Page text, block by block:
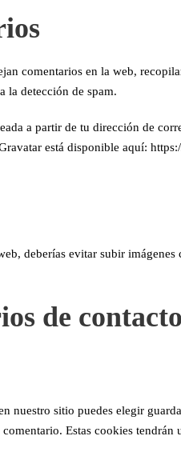
comentarios en la web,
la detección de spam.
a partir de tu dirección de
está disponible aquí:
deberías evitar subir
de contacto
nuestro sitio puedes elegir
Estas cookies tendrán